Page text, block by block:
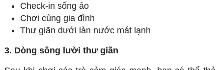
Check-in sống ảo
Chơi cùng gia đình
Thư giãn dưới làn nước mát lạnh
3. Dòng sông lười thư giãn